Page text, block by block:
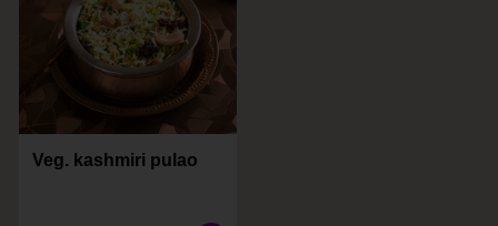
Veg. kashmiri pulao